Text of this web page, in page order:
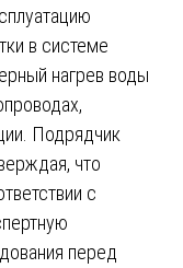
в системе
нагрев воды
Подрядчик
что
с
перед